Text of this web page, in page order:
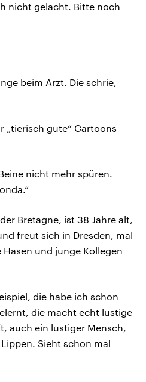
nicht gelacht. Bitte noch
beim Arzt. Die schrie,
„tierisch gute“ Cartoons
nicht mehr spüren.
Bretagne, ist 38 Jahre alt,
freut sich in Dresden, mal
und junge Kollegen
die habe ich schon
die macht echt lustige
auch ein lustiger Mensch,
Sieht schon mal